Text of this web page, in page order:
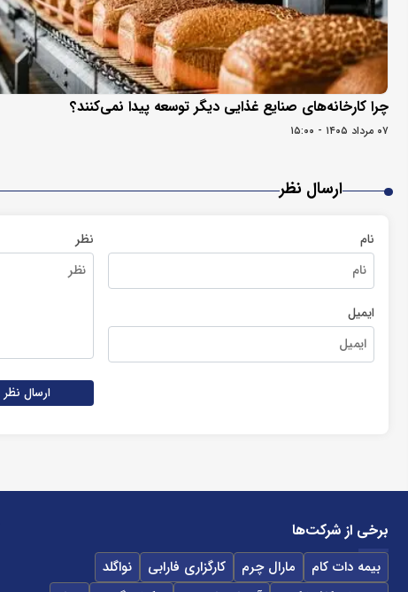
چرا کارخانه‌های صنایع غذایی دیگر توسعه پیدا نمی‌کنند؟
۰۷ مرداد ۱۴۰۵ - ۱۵:۰۰
ارسال نظر
نام
ایمیل
نظر
ارسال نظر
برخی از شرکت‌ها
بیمه دات کام مارال چرم کارگزاری فارابی
نواگلد